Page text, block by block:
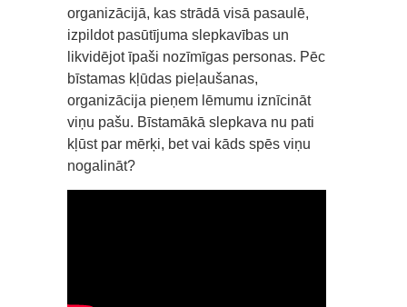
organizācijā, kas strādā visā pasaulē,
izpildot pasūtījuma slepkavības un
likvidējot īpaši nozīmīgas personas. Pēc
bīstamas kļūdas pieļaušanas,
organizācija pieņem lēmumu iznīcināt
viņu pašu. Bīstamākā slepkava nu pati
kļūst par mērķi, bet vai kāds spēs viņu
nogalināt?